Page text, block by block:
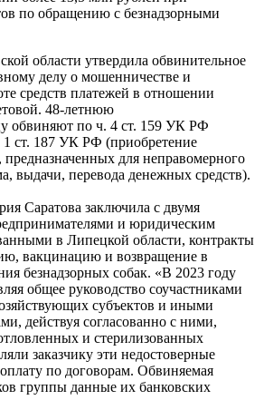
по обращению с безнадзорными
области утвердила обвинительное
делу о мошенничестве и
средств платежей в отношении
48-летнюю
обвиняют по ч. 4 ст. 159 УК РФ
ст. 187 УК РФ (приобретение
предназначенных для неправомерного
выдачи, перевода денежных средств).
Саратова заключила с двумя
и юридическим
в Липецкой области, контракты
вакцинацию и возвращение в
безнадзорных собак. «В 2023 году
общее руководство соучастниками
субъектов и иными
действуя согласованно с ними,
и стерилизованных
заказчику эти недостоверные
по договорам. Обвиняемая
группы данные их банковских